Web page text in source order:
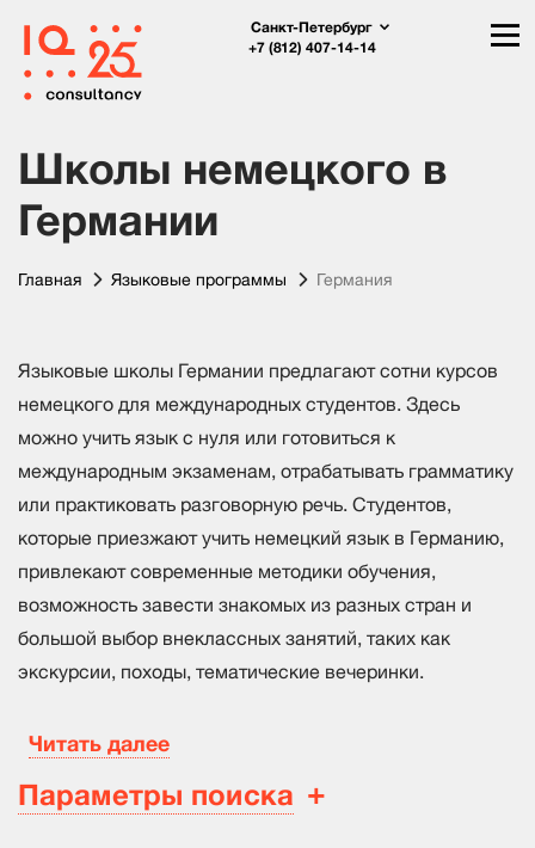
Санкт-Петербург
+7 (812) 407-14-14
Школы немецкого в
Германии
Главная Языковые программы Германия
Языковые школы Германии предлагают сотни курсов
немецкого для международных студентов. Здесь
можно учить язык с нуля или готовиться к
международным экзаменам, отрабатывать грамматику
или практиковать разговорную речь. Cтудентов,
которые приезжают учить немецкий язык в Германию,
привлекают современные методики обучения,
возможность завести знакомых из разных стран и
большой выбор внеклассных занятий, таких как
экскурсии, походы, тематические вечеринки.
Читать далее
Параметры поиска